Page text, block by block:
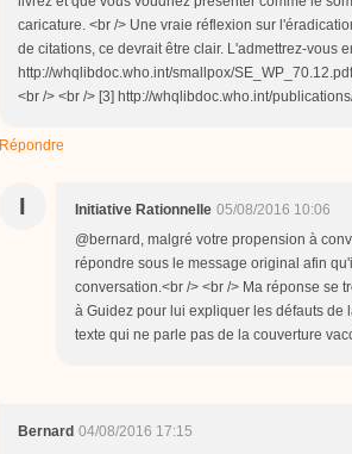
caricature. <br /> Une vraie réflexion sur
de citations, ce devrait être clair. L'admettrez-vous
http://whqlibdoc.who.int/smallpox/
<br /> <br /> [3] http://whqlibdoc.who.int/
Répondre
I Initiative Rationnelle 05/08/2016 10:06
@bernard, malgré votre propension à
répondre sous le message original afin
conversation.<br /> <br /> Ma réponse se
à Guidez pour lui expliquer les défauts de
texte qui ne parle pas de la couverture
Bernard 04/08/2016 17:15